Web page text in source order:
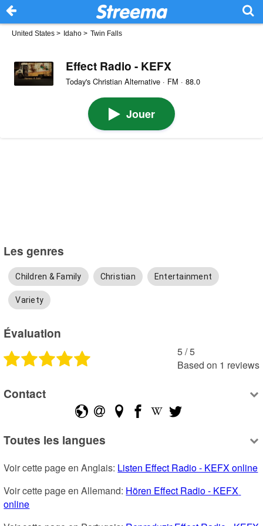
United States > Idaho > Twin Falls
Effect Radio - KEFX
Today's Christian Alternative · FM · 88.0
Jouer
Les genres
Children & Family Christian Entertainment
Variety
Évaluation
5 /5
Based on 1 reviews
Contact
Toutes les langues
Voir cette page en Anglais: Listen Effect Radio - KEFX online
Voir cette page en Allemand: Hören Effect Radio - KEFX
online